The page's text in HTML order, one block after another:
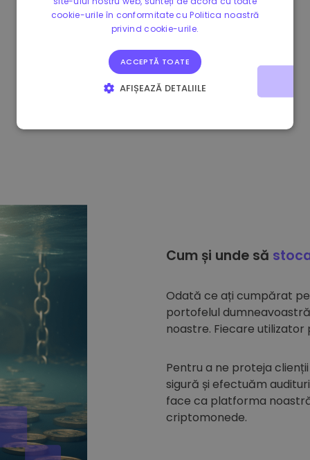
Cum și unde să
Odată ce ați cumpărat pe
portofelul
noastre. Fiecare
Pentru a ne proteja
sigură și efectuăm
face ca platforma
criptomonede.
cookie-urile în conformitate cu Politica noastră
privind cookie-urile.
ACCEPTĂ TOATE
AFIȘEAZĂ DETALIILE